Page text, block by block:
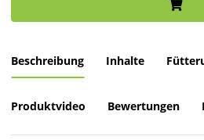
Beschreibung Inhalte
Produktvideo Bewertungen